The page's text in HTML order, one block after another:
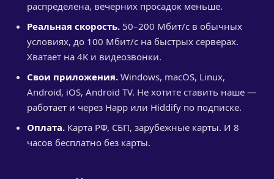
распределена, вечерних просадок меньше.
Реальная скорость. 50–200 Мбит/с в обычных
условиях, до 100 Мбит/с на быстрых серверах.
Хватает на 4K и видеозвонки.
Свои приложения. Windows, macOS, Linux,
Android, iOS, Android TV. Не хотите ставить наше —
работает и через Happ или Hiddify по подписке.
Оплата. Карта РФ, СБП, зарубежные карты. И 8
часов бесплатно без карты.